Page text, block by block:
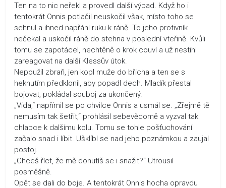
Ten na to nic neřekl a provedl další výpad. Když ho i
tentokrát Onnis potlačil neuskočil však, místo toho se
sehnul a ihned napřáhl ruku k ráně. To jeho protivník
nečekal a uskočil ráně do stehna v poslední vteřině. Kvůli
tomu se zapotácel, nechtěně o krok couvl a už nestihl
zareagovat na další Klessův útok.
Nepoužil zbraň, jen kopl muže do břicha a ten se s
heknutím předklonil, aby popadl dech. Mladík přestal
bojovat, pokládal souboj za ukončený.
„Vida,“ napřímil se po chvilce Onnis a usmál se. „Zřejmě tě
nemusím tak šetřit,“ prohlásil sebevědomě a vyzval tak
chlapce k dalšímu kolu. Tomu se tohle pošťuchování
začalo snad i líbit. Ušklíbl se nad jeho poznámkou a zaujal
postoj.
„Chceš říct, že mě donutíš se i snažit?“ Utrousil
posměšně.
Opět se dali do boje. A tentokrát Onnis hocha opravdu